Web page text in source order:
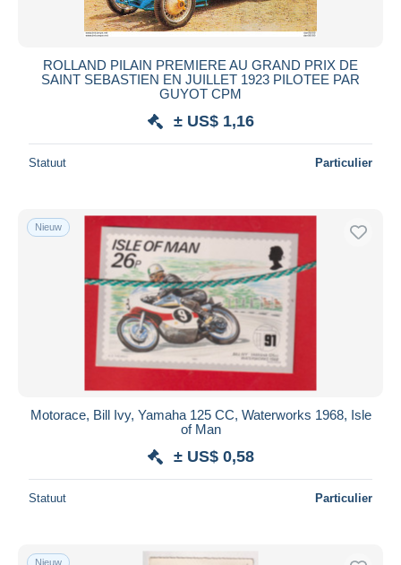
ROLLAND PILAIN PREMIERE AU GRAND PRIX DE
SAINT SEBASTIEN EN JUILLET 1923 PILOTEE PAR
GUYOT CPM
± US$ 1,16
Statuut Particulier
Nieuw
Motorace, Bill Ivy, Yamaha 125 CC, Waterworks 1968, Isle
of Man
± US$ 0,58
Statuut Particulier
Nieuw